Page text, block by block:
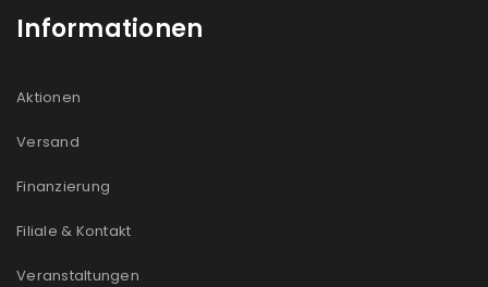
Informationen
Aktionen
Versand
Finanzierung
Filiale & Kontakt
Veranstaltungen